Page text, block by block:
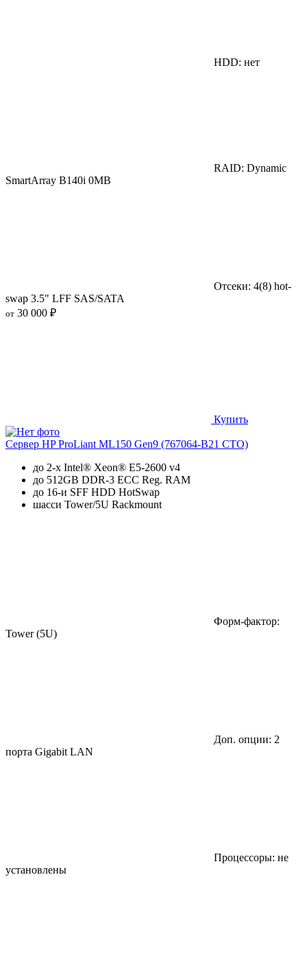
HDD: нет
RAID: Dynamic
SmartArray B140i 0MB
Отсеки: 4(8) hot-
swap 3.5" LFF SAS/SATA
от 30 000 ₽
Купить
Сервер HP ProLiant ML150 Gen9 (767064-B21 CTO)
до 2-х Intel® Xeon® E5-2600 v4
до 512GB DDR-3 ECC Reg. RAM
до 16-и SFF HDD HotSwap
шасси Tower/5U Rackmount
Форм-фактор:
Tower (5U)
Доп. опции: 2
порта Gigabit LAN
Процессоры: не
установлены